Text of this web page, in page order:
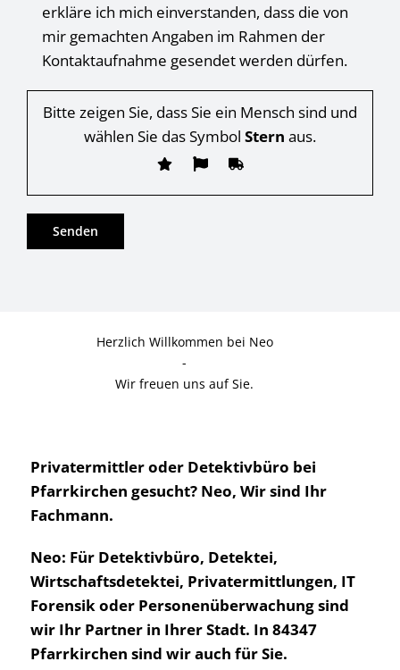
erkläre ich mich einverstanden, dass die von
mir gemachten Angaben im Rahmen der
Kontaktaufnahme gesendet werden dürfen.
Bitte zeigen Sie, dass Sie ein Mensch sind und
wählen Sie das Symbol Stern aus.
Herzlich Willkommen bei Neo
-
Wir freuen uns auf Sie.
Privatermittler oder Detektivbüro bei
Pfarrkirchen gesucht? Neo, Wir sind Ihr
Fachmann.
Neo: Für Detektivbüro, Detektei,
Wirtschaftsdetektei, Privatermittlungen, IT
Forensik oder Personenüberwachung sind
wir Ihr Partner in Ihrer Stadt. In 84347
Pfarrkirchen sind wir auch für Sie.